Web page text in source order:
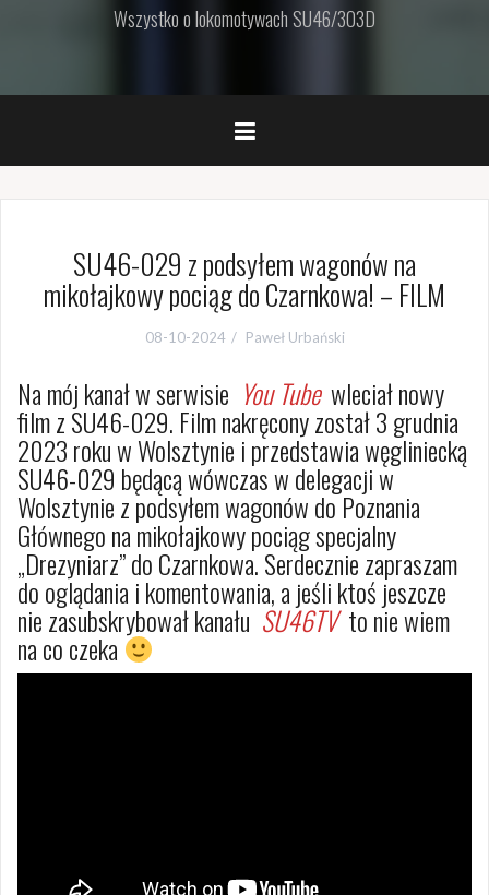
Wszystko o lokomotywach SU46/303D
SU46-029 z podsyłem wagonów na
mikołajkowy pociąg do Czarnkowa! – FILM
08-10-2024 Paweł Urbański
Na mój kanał w serwisie You Tube wleciał nowy
film z SU46-029. Film nakręcony został 3 grudnia
2023 roku w Wolsztynie i przedstawia węgliniecką
SU46-029 będącą wówczas w delegacji w
Wolsztynie z podsyłem wagonów do Poznania
Głównego na mikołajkowy pociąg specjalny
„Drezyniarz” do Czarnkowa. Serdecznie zapraszam
do oglądania i komentowania, a jeśli ktoś jeszcze
nie zasubskrybował kanału SU46TV to nie wiem
na co czeka